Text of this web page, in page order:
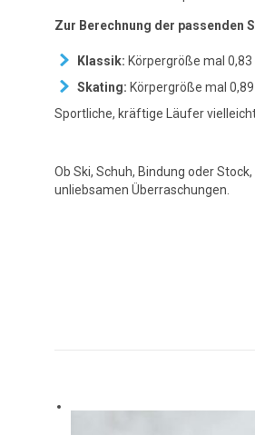
Zur Berechnung der passenden
Klassik: Körpergröße mal 0,83
Skating: Körpergröße mal 0,89
Sportliche, kräftige Läufer
Ob Ski, Schuh, Bindung oder
unliebsamen Überraschungen.